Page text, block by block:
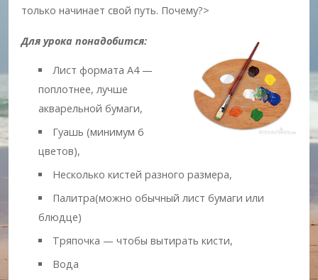
только начинает свой путь. Почему?>
Для урока понадобится:
Лист формата А4 —
поплотнее, лучше
акварельной бумаги,
Гуашь (минимум 6
цветов),
Несколько кистей разного размера,
Палитра(можно обычный лист бумаги или
блюдце)
Тряпочка — чтобы вытирать кисти,
Вода